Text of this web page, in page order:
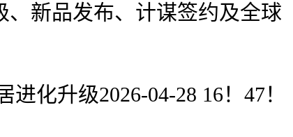
新品发布、计谋签约及全球
升级2026-04-28 16！47！